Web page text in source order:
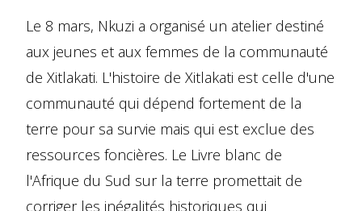
Le 8 mars, Nkuzi a organisé un atelier destiné
aux jeunes et aux femmes de la communauté
de Xitlakati. L'histoire de Xitlakati est celle d'une
communauté qui dépend fortement de la
terre pour sa survie mais qui est exclue des
ressources foncières. Le Livre blanc de
l'Afrique du Sud sur la terre promettait de
corriger les inégalités historiques qui